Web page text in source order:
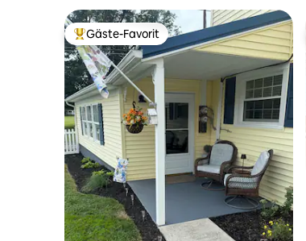
Beliebter Gäste-Favorit.
Gäste-Favorit